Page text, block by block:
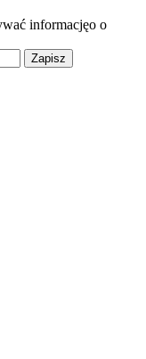
informacjęo o
Zapisz